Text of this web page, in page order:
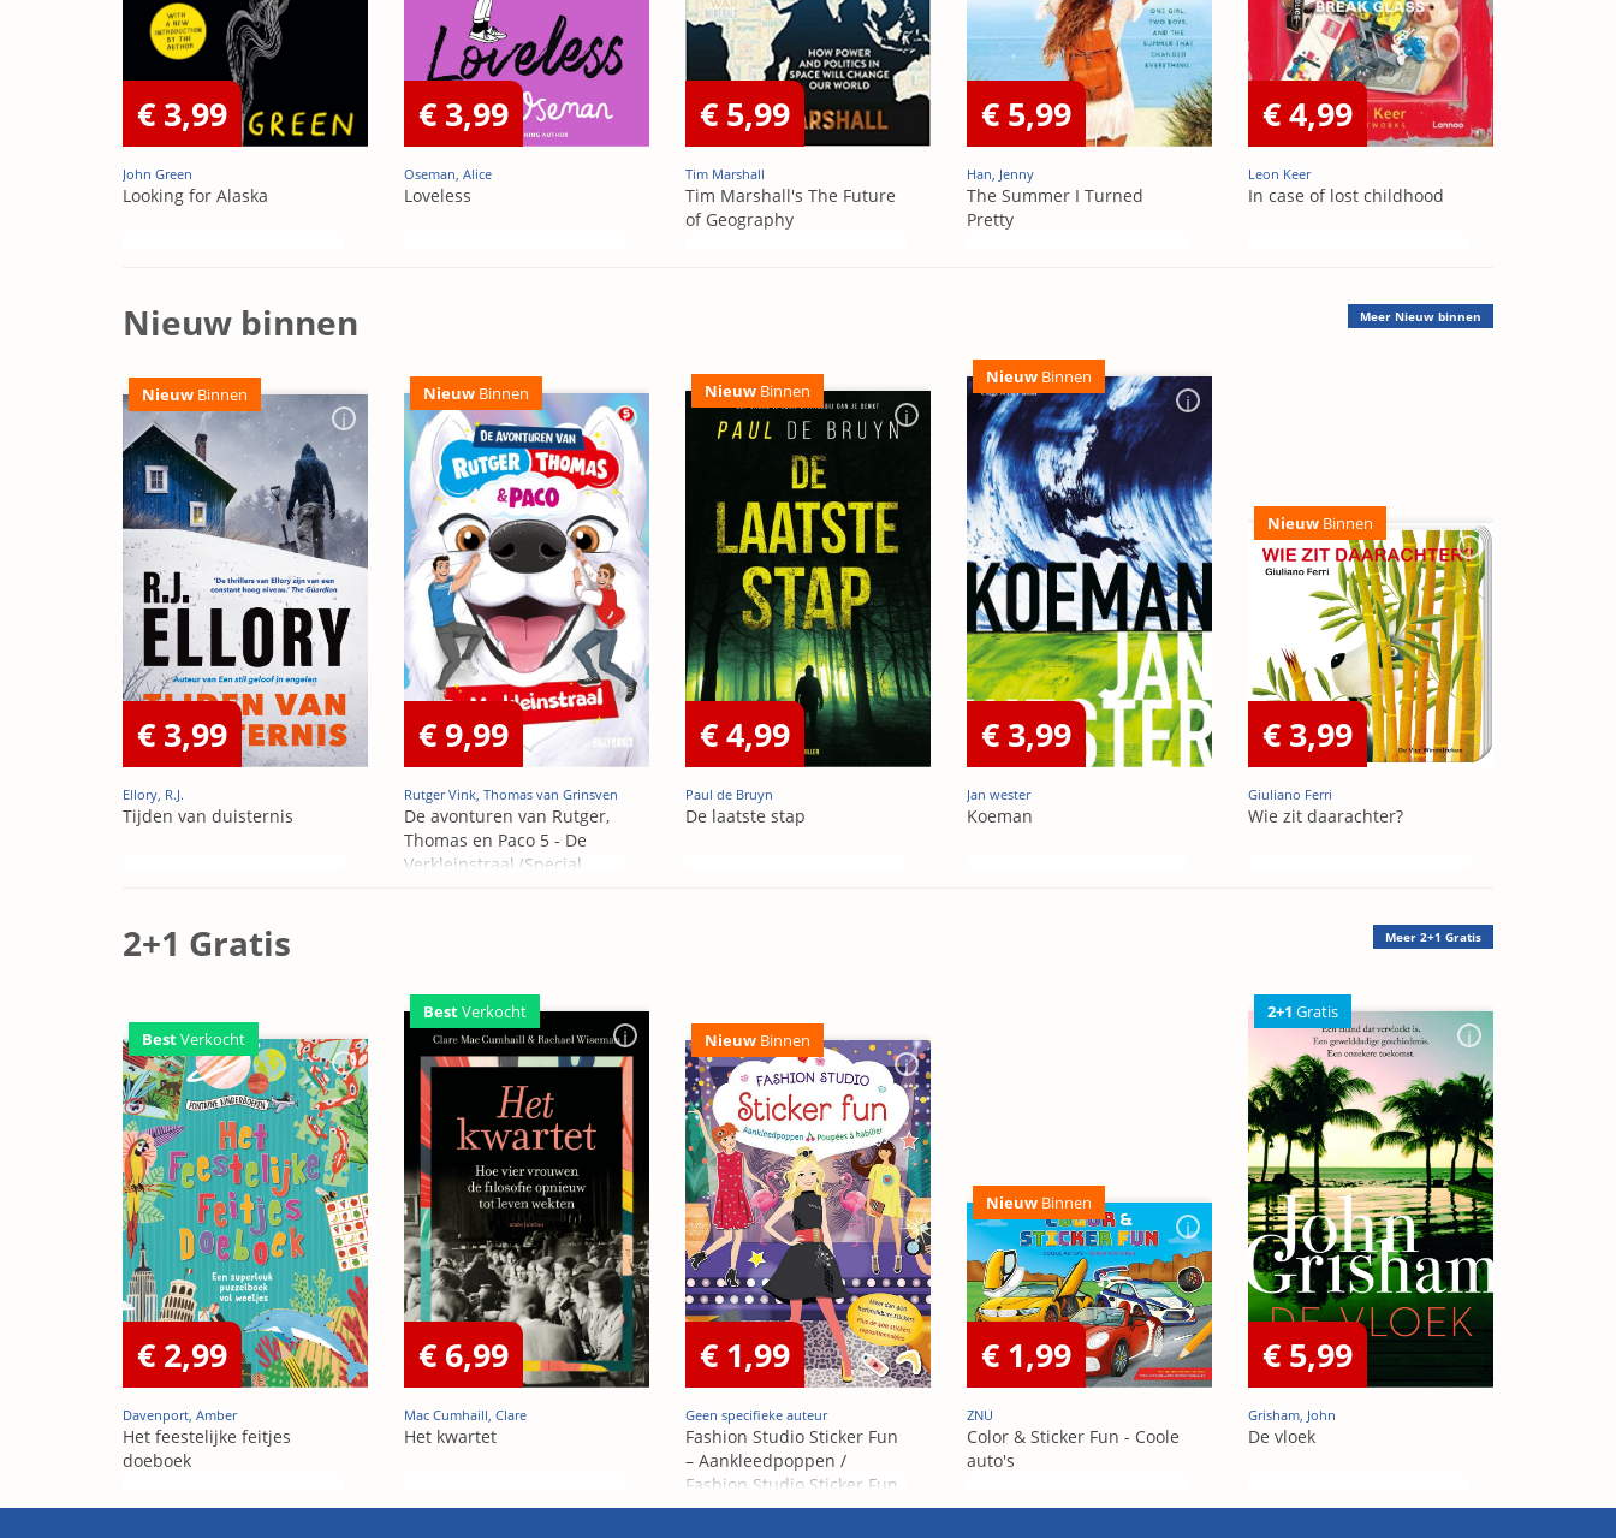
€ 3,99
John Green
Looking for Alaska
€ 3,99
Oseman, Alice
Loveless
€ 5,99
Tim Marshall
Tim Marshall's The Future
of Geography
€ 5,99
Han, Jenny
The Summer I Turned
Pretty
€ 4,99
Leon Keer
In case of lost childhood
Nieuw binnen Meer Nieuw binnen
Nieuw Binnen
€ 3,99
Ellory, R.J.
Tijden van duisternis
Nieuw Binnen
€ 9,99
Rutger Vink, Thomas van Grinsven
De avonturen van Rutger,
Thomas en Paco 5 - De
Verkleinstraal (Special
Nieuw Binnen
€ 4,99
Paul de Bruyn
De laatste stap
Nieuw Binnen
€ 3,99
Jan wester
Koeman
Nieuw Binnen
€ 3,99
Giuliano Ferri
Wie zit daarachter?
2+1 Gratis Meer 2+1 Gratis
BestVerkocht
€ 2,99
Davenport, Amber
Het feestelijke feitjes
doeboek
BestVerkocht
€ 6,99
Mac Cumhaill, Clare
Het kwartet
Nieuw Binnen
€ 1,99
Geen specifieke auteur
Fashion Studio Sticker Fun
– Aankleedpoppen /
Fashion Studio Sticker Fun
– Poupées Á habiller
Nieuw Binnen
€ 1,99
ZNU
Color & Sticker Fun - Coole
auto's
2+1 Gratis
€ 5,99
Grisham, John
De vloek